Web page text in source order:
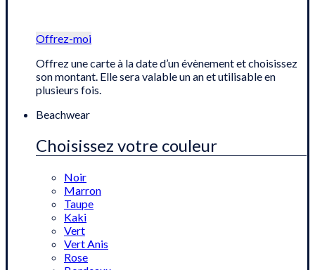
Offrez-moi
Offrez une carte à la date d’un évènement et choisissez
son montant. Elle sera valable un an et utilisable en
plusieurs fois.
Beachwear
Choisissez votre couleur
Noir
Marron
Taupe
Kaki
Vert
Vert Anis
Rose